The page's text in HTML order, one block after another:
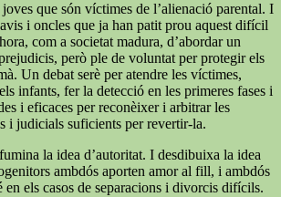
que són víctimes de l’alienació parental. I
i oncles que ja han patit prou aquest difícil
com a societat madura, d’abordar un
però ple de voluntat per protegir els
Un debat serè per atendre les víctimes,
infants, fer la detecció en les primeres fases i
i eficaces per reconèixer i arbitrar les
i judicials suficients per revertir-la.
la idea d’autoritat. I desdibuixa la idea
ambdós aporten amor al fill, i ambdós
en els casos de separacions i divorcis difícils.